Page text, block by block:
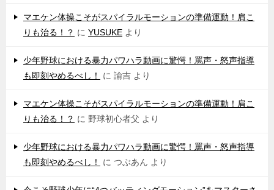
マエケン体操こそがスパイラルモーションの準備運動！肩こ
りも治る！？ に YUSUKE より
少年野球における暴力パワハラ動画に驚愕！罵声・怒声指導
も即刻やめるべし！
に 諭吉 より
マエケン体操こそがスパイラルモーションの準備運動！肩こ
りも治る！？ に 野球初心者父 より
少年野球における暴力パワハラ動画に驚愕！罵声・怒声指導
も即刻やめるべし！
に つぶあん より